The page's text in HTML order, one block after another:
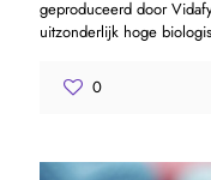
geproduceerd door
uitzonderlijk hoge
0